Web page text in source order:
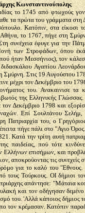
Κωνσταντινούπολης
το 1745 από φτωχούς
τα πρώτα του γράμματα
Κατόπιν, στα είκοσι
το 1767, πήγε στη
συνέχεια έφυγε για την
των Στροφάδων, όπου
ήταν Μεσσήνιος), τον
Αγαπίου
Σμύρνη. Στις 19 Αυγούστου
μέχρι τον Δεκέμβριο του
του. Ανακαινισε τα
της Ελληνικής
Δεκέμβριο 1798 και
Επί Σουλτάνου
Πατριαρχία του, ο
πήγε πάλι στο "Αγιο
Κατά την τρίτη αυτή
παιδείας, πού τότε
επισήμων, και
αποκρούοντας τις
για το καλό του "Εθνους.
τους Τούρκους. ΟΙ δήμιοι
απάντησε: "Μάταια
και τον οδήγησαν
του. 'Αλλά κάποιος δήμιος
τον κρέμασαν. Κατόπιν